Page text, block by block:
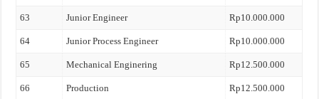
63 Junior Engineer Rp10.000.000
64 Junior Process Engineer Rp10.000.000
65 Mechanical Enginering Rp12.500.000
66 Production Rp12.500.000